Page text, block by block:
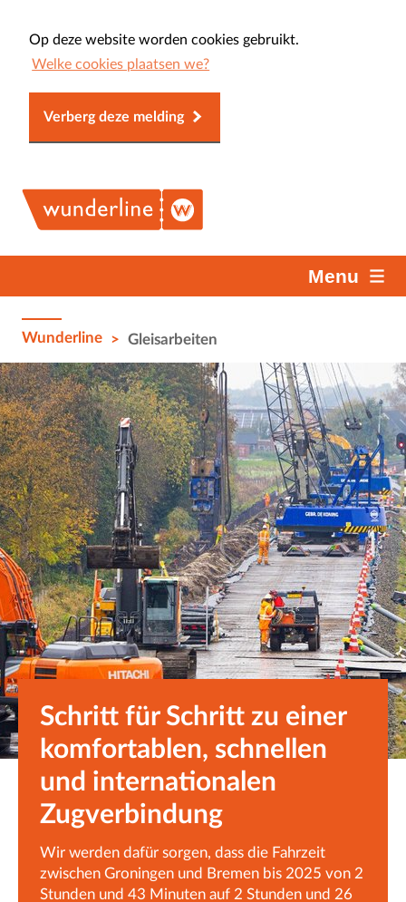
Op deze website worden cookies gebruikt.
Welke cookies plaatsen we?
Verberg deze melding
Menu
Wunderline > Gleisarbeiten
Schritt für Schritt zu einer
komfortablen, schnellen
und internationalen
Zugverbindung
Wir werden dafür sorgen, dass die Fahrzeit
zwischen Groningen und Bremen bis 2025 von 2
Stunden und 43 Minuten auf 2 Stunden und 26